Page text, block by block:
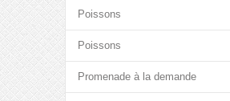
Poissons
Poissons
Promenade à la demande